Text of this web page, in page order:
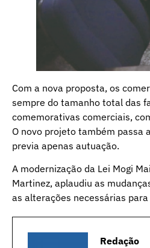
Com a nova proposta, os
sempre do tamanho total das
comemorativas comerciais,
O novo projeto também passa
previa apenas autuação.
A modernização da Lei Mogi
Martinez, aplaudiu as
as alterações necessárias
Redação